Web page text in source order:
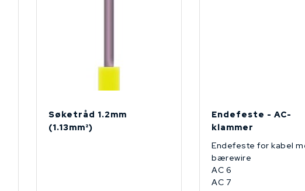
Søketråd 1.2mm
(1.13mm²)
Endefeste - AC-
klammer
Endefeste for kabel
bærewire
AC 6
AC 7